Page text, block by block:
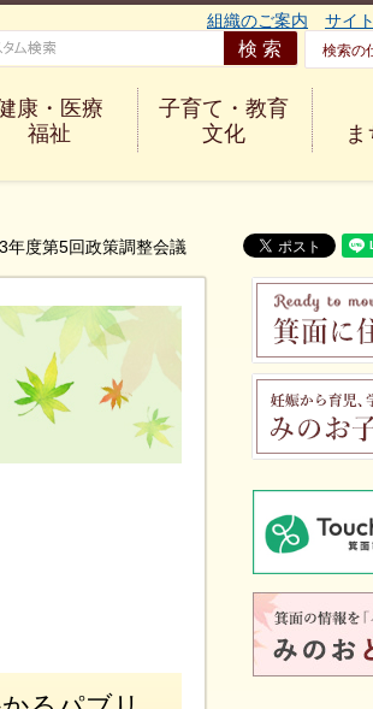
組織のご案内 サイ
検索の
康・医療
福祉
子育て・教育
文化
年度第5回政策調整会議